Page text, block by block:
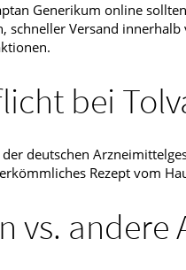
Generikum online
schneller Versand
bei
deutschen
Rezept vom
vs. andere